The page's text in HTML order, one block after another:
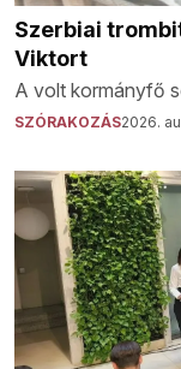
Szerbiai
Viktort
A volt kormányfő
SZÓRAKOZÁS2026.